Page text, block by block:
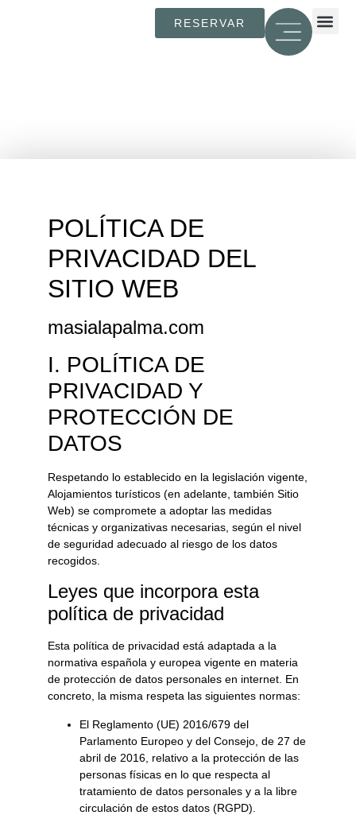
RESERVAR
POLÍTICA DE
PRIVACIDAD DEL
SITIO WEB
masialapalma.com
I. POLÍTICA DE
PRIVACIDAD Y
PROTECCIÓN DE
DATOS
Respetando lo establecido en la legislación vigente,
Alojamientos turísticos (en adelante, también Sitio
Web) se compromete a adoptar las medidas
técnicas y organizativas necesarias, según el nivel
de seguridad adecuado al riesgo de los datos
recogidos.
Leyes que incorpora esta
política de privacidad
Esta política de privacidad está adaptada a la
normativa española y europea vigente en materia
de protección de datos personales en internet. En
concreto, la misma respeta las siguientes normas:
El Reglamento (UE) 2016/679 del
Parlamento Europeo y del Consejo, de 27 de
abril de 2016, relativo a la protección de las
personas físicas en lo que respecta al
tratamiento de datos personales y a la libre
circulación de estos datos (RGPD).